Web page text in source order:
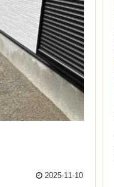
2025-11-10